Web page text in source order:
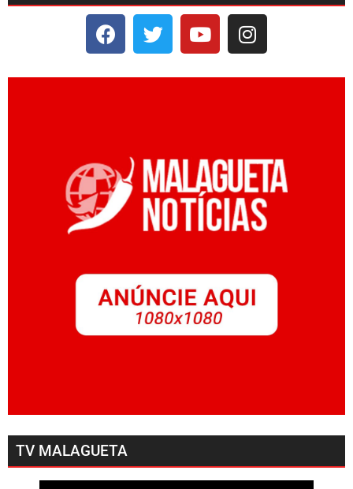
TV MALAGUETA